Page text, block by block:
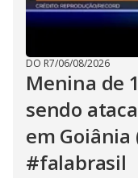
DO R7/06/08/2026
Menina de
sendo
em Goiânia
#falabrasil